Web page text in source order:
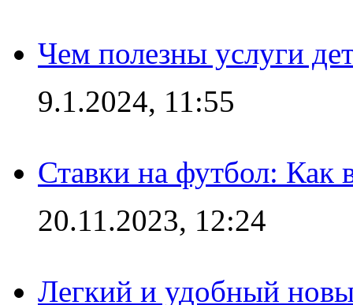
Чем полезны услуги
9.1.2024, 11:55
Ставки на футбол: Как
20.11.2023, 12:24
Легкий и удобный